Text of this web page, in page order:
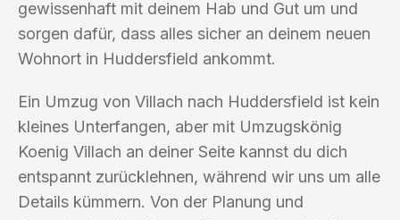
gewissenhaft mit deinem Hab und Gut um und
sorgen dafür, dass alles sicher an deinem neuen
Wohnort in Huddersfield ankommt.
Ein Umzug von Villach nach Huddersfield ist kein
kleines Unterfangen, aber mit Umzugskönig
Koenig Villach an deiner Seite kannst du dich
entspannt zurücklehnen, während wir uns um alle
Details kümmern. Von der Planung und